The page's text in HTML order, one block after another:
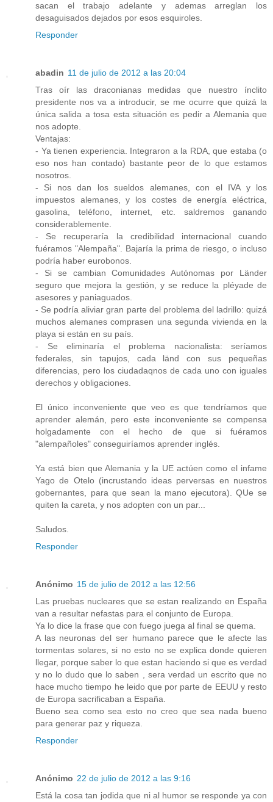
sacan el trabajo adelante y ademas arreglan los
desaguisados dejados por esos esquiroles.
Responder
abadin 11 de julio de 2012 a las 20:04
Tras oír las draconianas medidas que nuestro ínclito
presidente nos va a introducir, se me ocurre que quizá la
única salida a tosa esta situación es pedir a Alemania que
nos adopte.
Ventajas:
- Ya tienen experiencia. Integraron a la RDA, que estaba (o
eso nos han contado) bastante peor de lo que estamos
nosotros.
- Si nos dan los sueldos alemanes, con el IVA y los
impuestos alemanes, y los costes de energía eléctrica,
gasolina, teléfono, internet, etc. saldremos ganando
considerablemente.
- Se recuperaría la credibilidad internacional cuando
fuéramos "Alempaña". Bajaría la prima de riesgo, o incluso
podría haber eurobonos.
- Si se cambian Comunidades Autónomas por Länder
seguro que mejora la gestión, y se reduce la pléyade de
asesores y paniaguados.
- Se podría aliviar gran parte del problema del ladrillo: quizá
muchos alemanes comprasen una segunda vivienda en la
playa si están en su país.
- Se eliminaría el problema nacionalista: seríamos
federales, sin tapujos, cada länd con sus pequeñas
diferencias, pero los ciudadaqnos de cada uno con iguales
derechos y obligaciones.
El único inconveniente que veo es que tendríamos que
aprender alemán, pero este inconveniente se compensa
holgadamente con el hecho de que si fuéramos
"alempañoles" conseguiríamos aprender inglés.
Ya está bien que Alemania y la UE actúen como el infame
Yago de Otelo (incrustando ideas perversas en nuestros
gobernantes, para que sean la mano ejecutora). QUe se
quiten la careta, y nos adopten con un par...
Saludos.
Responder
Anónimo 15 de julio de 2012 a las 12:56
Las pruebas nucleares que se estan realizando en España
van a resultar nefastas para el conjunto de Europa.
Ya lo dice la frase que con fuego juega al final se quema.
A las neuronas del ser humano parece que le afecte las
tormentas solares, si no esto no se explica donde quieren
llegar, porque saber lo que estan haciendo si que es verdad
y no lo dudo que lo saben , sera verdad un escrito que no
hace mucho tiempo he leido que por parte de EEUU y resto
de Europa sacrificaban a España.
Bueno sea como sea esto no creo que sea nada bueno
para generar paz y riqueza.
Responder
Anónimo 22 de julio de 2012 a las 9:16
Está la cosa tan jodida que ni al humor se responde ya con